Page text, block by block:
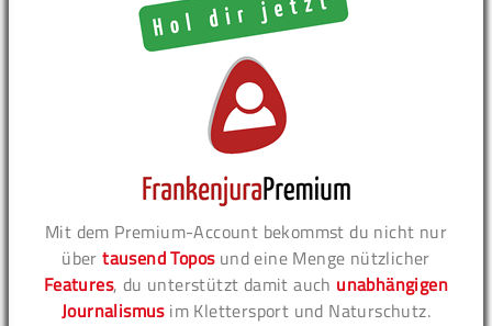
Mit dem Premium-Account bekommst du nicht nur
übertausend Toposund eine Menge nützlicher
Features, du unterstützt damit auch unabhängigen
Journalismusim Klettersport und Naturschutz.